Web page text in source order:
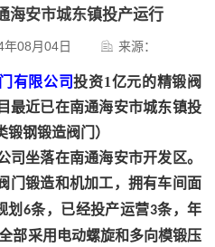
海安市城东镇投产运行
08月04日 来源：
有限公司投资1亿元的精锻阀
最近已在南通海安市城东镇投
钢锻造阀门）
司坐落在南通海安市开发区。
门锻造和机加工，拥有车间面
划 6条，已经投产运营3条，年
部采用电动螺旋和多向模锻压